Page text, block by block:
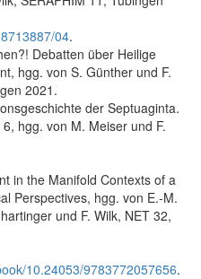
04.
Debatten über Heilige
hgg. von S. Günther und F.
2021.
der Septuaginta.
hgg. von M. Meiser und F.
in the Manifold Contexts of a
Perspectives, hgg. von E.-M.
und F. Wilk, NET 32,
10.24053/9783772057656.